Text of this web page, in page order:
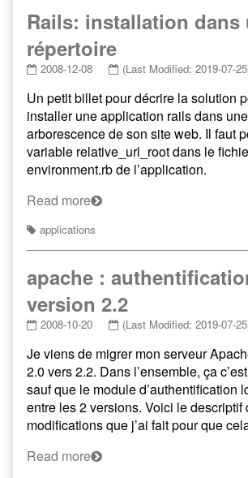
Rails: installation dans
répertoire
2008-12-08 (Last Modified: 2019-07-
Un petit billet pour décrire la solution
installer une application rails dans
arborescence de son site web. Il faut
variable relative_url_root dans le
environment.rb de l’application.
Read more
applications
apache :
version 2.2
2008-10-20 (Last Modified: 2019-07-
Je viens de migrer mon serveur
2.0 vers 2.2. Dans l’ensemble, ça
sauf que le module d’authentification
entre les 2 versions. Voici le descriptif
modifications que j’ai fait pour que
Read more